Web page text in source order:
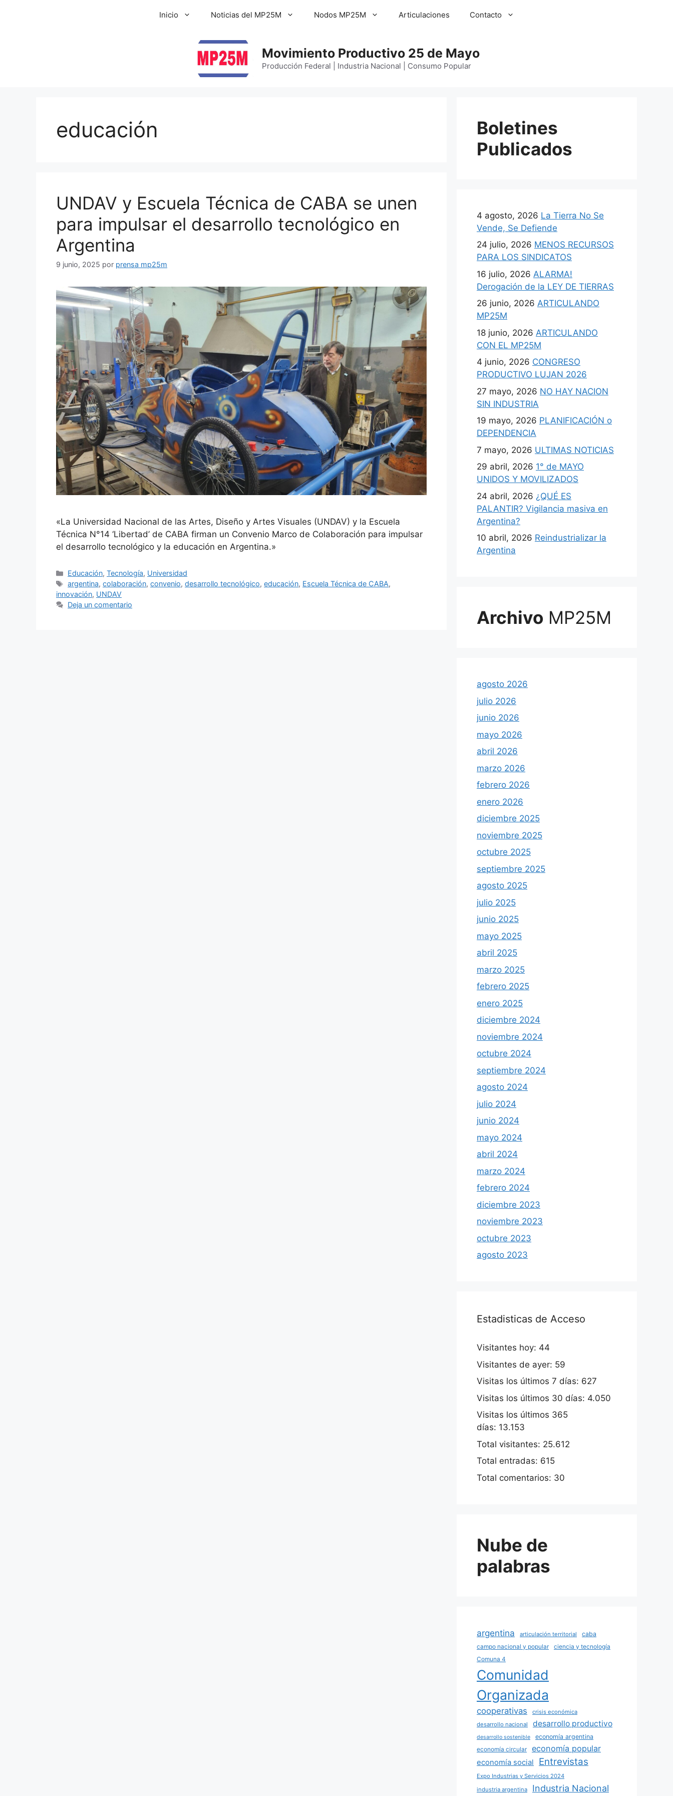
Inicio Noticias del MP25M Nodos MP25M Articulaciones Contacto
Movimiento Productivo 25 de Mayo
Producción Federal | Industria Nacional | Consumo Popular
educación
UNDAV y Escuela Técnica de CABA se unen
para impulsar el desarrollo tecnológico en
Argentina
9 junio, 2025 por prensa mp25m
«La Universidad Nacional de las Artes, Diseño y Artes Visuales (UNDAV) y la Escuela
Técnica N°14 ‘Libertad’ de CABA firman un Convenio Marco de Colaboración para impulsar
el desarrollo tecnológico y la educación en Argentina.»
Educación,Tecnología, Universidad
argentina,colaboración,convenio,desarrollo tecnológico,educación, Escuela Técnica de CABA,
innovación, UNDAV
Deja un comentario
Boletines
Publicados
4 agosto, 2026 La Tierra No Se
Vende, Se Defiende
24 julio, 2026 MENOS RECURSOS
PARA LOS SINDICATOS
16 julio, 2026 ALARMA!
Derogación de la LEY DE TIERRAS
26 junio, 2026 ARTICULANDO
MP25M
18 junio, 2026 ARTICULANDO
CON EL MP25M
4 junio, 2026 CONGRESO
PRODUCTIVO LUJAN 2026
27 mayo, 2026 NO HAY NACION
SIN INDUSTRIA
19 mayo, 2026 PLANIFICACIÓN o
DEPENDENCIA
7 mayo, 2026 ULTIMAS NOTICIAS
29 abril, 2026 1° de MAYO
UNIDOS Y MOVILIZADOS
24 abril, 2026 ¿QUÉ ES
PALANTIR? Vigilancia masiva en
Argentina?
10 abril, 2026 Reindustrializar la
Argentina
Archivo MP25M
agosto 2026
julio 2026
junio 2026
mayo 2026
abril 2026
marzo 2026
febrero 2026
enero 2026
diciembre 2025
noviembre 2025
octubre 2025
septiembre 2025
agosto 2025
julio 2025
junio 2025
mayo 2025
abril 2025
marzo 2025
febrero 2025
enero 2025
diciembre 2024
noviembre 2024
octubre 2024
septiembre 2024
agosto 2024
julio 2024
junio 2024
mayo 2024
abril 2024
marzo 2024
febrero 2024
diciembre 2023
noviembre 2023
octubre 2023
agosto 2023
Estadisticas de Acceso
Visitantes hoy: 44
Visitantes de ayer: 59
Visitas los últimos 7 días: 627
Visitas los últimos 30 días: 4.050
Visitas los últimos 365
días: 13.153
Total visitantes: 25.612
Total entradas: 615
Total comentarios: 30
Nube de
palabras
argentina articulación territorial
caba
campo nacional y popular
ciencia y tecnología
Comuna 4
Comunidad
Organizada
cooperativas
crisis económica
desarrollo nacional
desarrollo productivo
desarrollo sostenible
economía argentina
economía circular
economía popular
economía social Entrevistas
Expo Industrias y Servicios 2024
industria argentina
Industria Nacional